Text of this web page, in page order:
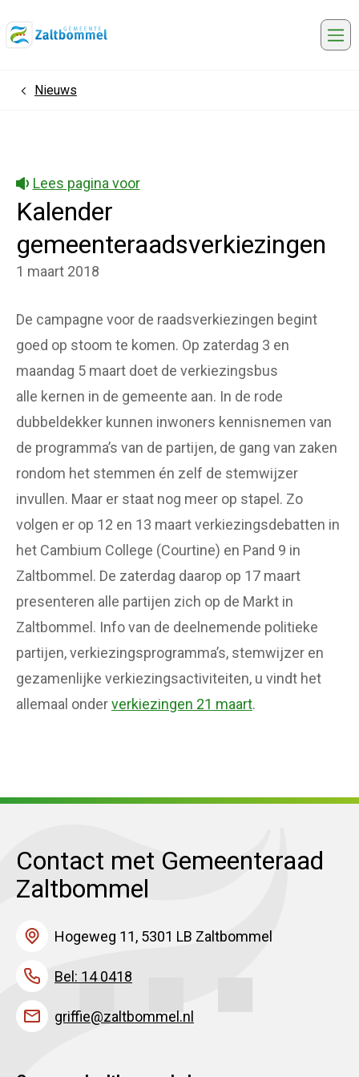
HomeNieuws
Lees pagina voor
Kalender
gemeenteraadsverkiezingen
1 maart 2018
De campagne voor de raadsverkiezingen begint
goed op stoom te komen. Op zaterdag 3 en
maandag 5 maart doet de verkiezingsbus
alle kernen in de gemeente aan. In de rode
dubbeldekker kunnen inwoners kennisnemen van
de programma’s van de partijen, de gang van zaken
rondom het stemmen én zelf de stemwijzer
invullen. Maar er staat nog meer op stapel. Zo
volgen er op 12 en 13 maart verkiezingsdebatten in
het Cambium College (Courtine) en Pand 9 in
Zaltbommel. De zaterdag daarop op 17 maart
presenteren alle partijen zich op de Markt in
Zaltbommel. Info van de deelnemende politieke
partijen, verkiezingsprogramma’s, stemwijzer en
gezamenlijke verkiezingsactiviteiten, u vindt het
allemaal onderverkiezingen 21 maart.
Contact met Gemeenteraad
Zaltbommel
Hogeweg 11, 5301 LB Zaltbommel
Bel: 14 0418
griffie@zaltbommel.nl